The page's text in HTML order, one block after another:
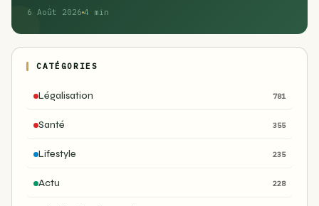
6 Août 2026 4 min
CATÉGORIES
Légalisation 781
Santé 355
Lifestyle 235
Actu 228